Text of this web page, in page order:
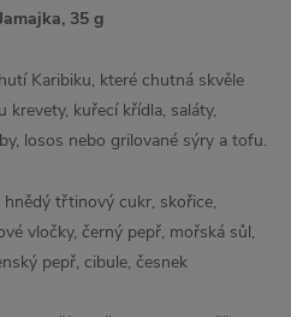
35 g
Karibiku, které chutná skvěle
kuřecí křídla, saláty,
losos nebo grilované sýry a tofu.
třtinový cukr, skořice,
vločky, černý pepř, mořská sůl,
pepř, cibule, česnek